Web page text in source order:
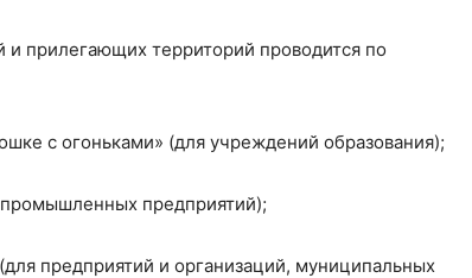
прилегающих территорий проводится по
с огоньками» (для учреждений образования);
предприятий);
предприятий и организаций, муниципальных